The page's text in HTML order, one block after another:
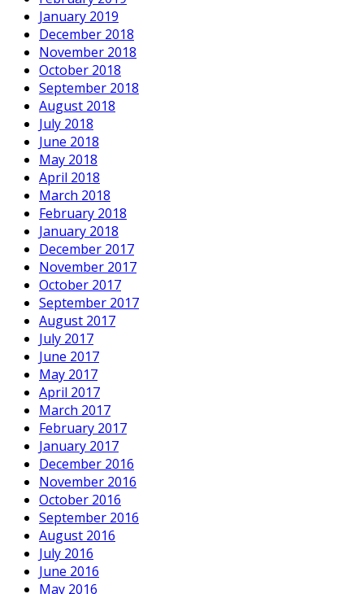
January 2019
December 2018
November 2018
October 2018
September 2018
August 2018
July 2018
June 2018
May 2018
April 2018
March 2018
February 2018
January 2018
December 2017
November 2017
October 2017
September 2017
August 2017
July 2017
June 2017
May 2017
April 2017
March 2017
February 2017
January 2017
December 2016
November 2016
October 2016
September 2016
August 2016
July 2016
June 2016
May 2016